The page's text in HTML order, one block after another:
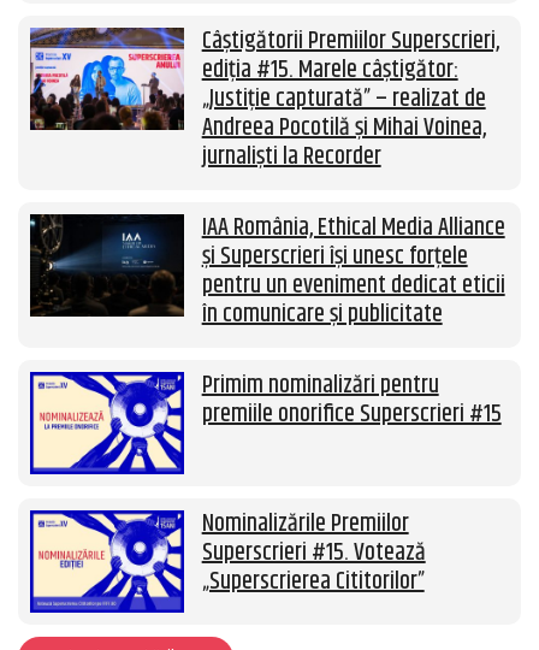
Câștigătorii Premiilor Superscrieri,
ediția #15. Marele câștigător:
„Justiție capturată” – realizat de
Andreea Pocotilă și Mihai Voinea,
jurnaliști la Recorder
IAA România, Ethical Media Alliance
și Superscrieri își unesc forțele
pentru un eveniment dedicat eticii
în comunicare și publicitate
Primim nominalizări pentru
premiile onorifice Superscrieri #15
Nominalizările Premiilor
Superscrieri #15. Votează
„Superscrierea Cititorilor”